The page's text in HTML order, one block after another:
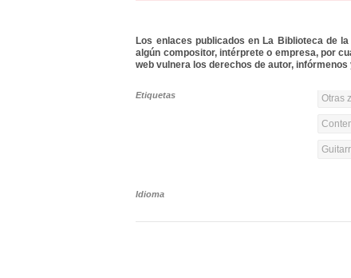
Los enlaces publicados en La Biblioteca de
algún compositor, intérprete o empresa, por
web vulnera los derechos de autor, infórmenos
Etiquetas Otras
Idioma